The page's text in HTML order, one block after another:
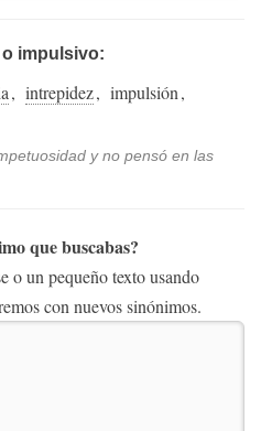
impulsivo:
, intrepidez, impulsión,
y no pensó en las
que buscabas?
o un pequeño texto usando
con nuevos sinónimos.